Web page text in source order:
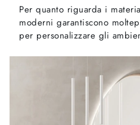
Per quanto riguarda i
moderni garantiscono
per personalizzare gli